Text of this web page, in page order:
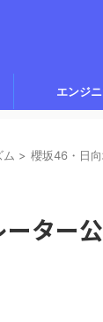
エンジ
> 櫻坂46・日
ター